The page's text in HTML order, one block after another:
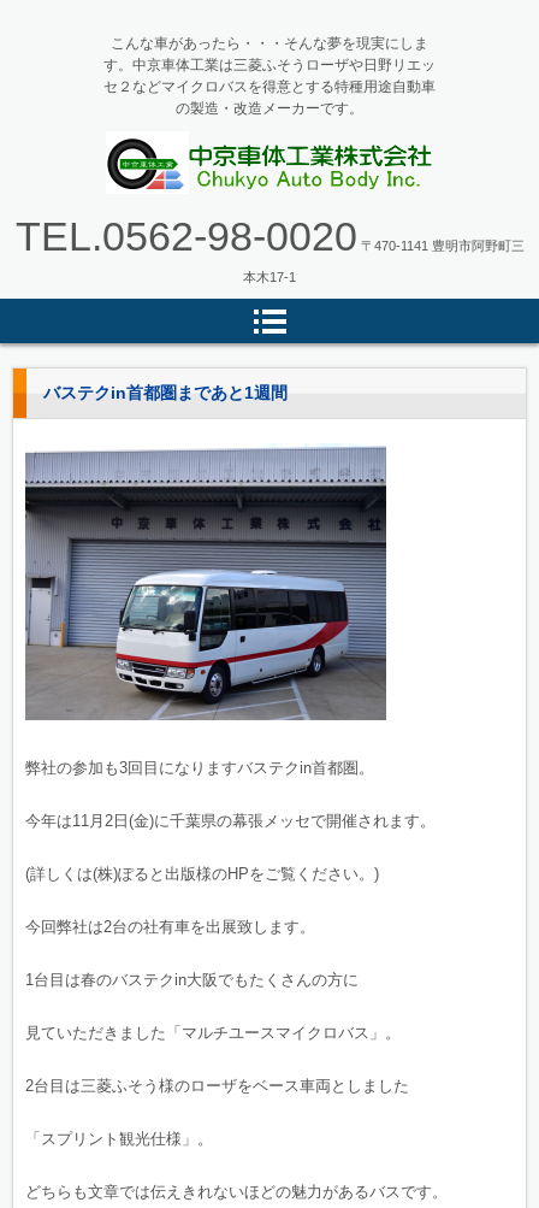
体工業
こんな車があったら・・・そんな夢を現実にしま
す。中京車体工業は三菱ふそうローザや日野リエッ
セ２などマイクロバスを得意とする特種用途自動車
の製造・改造メーカーです。
TEL.0562-98-0020 〒470-1141 豊明市阿野町三
本木17-1
バステクin首都圏まであと1週間
弊社の参加も3回目になりますバステクin首都圏。
今年は11月2日(金)に千葉県の幕張メッセで開催されます。
(詳しくは(株)ぽると出版様のHPをご覧ください。)
今回弊社は2台の社有車を出展致します。
1台目は春のバステクin大阪でもたくさんの方に
見ていただきました「マルチユースマイクロバス」。
2台目は三菱ふそう様のローザをベース車両としました
「スプリント観光仕様」。
どちらも文章では伝えきれないほどの魅力があるバスです。